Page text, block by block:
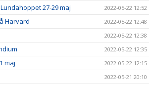
27-29 maj 2022-05-22 12:52
Harvard 2022-05-22 12:48
2022-05-22 12:38
2022-05-22 12:35
maj 2022-05-22 12:15
2022-05-21 20:10